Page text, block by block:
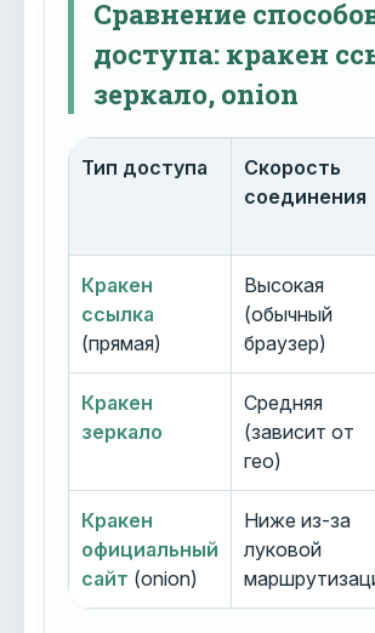
Сравнение
доступа: кракен
зеркало, onion
Тип доступа
Скорость
соединения
Кракен
ссылка
(прямая)
Высокая
(обычный
браузер)
Кракен
зеркало
Средняя
(зависит от
гео)
Кракен
официальный
сайт (onion)
Ниже из-за
луковой